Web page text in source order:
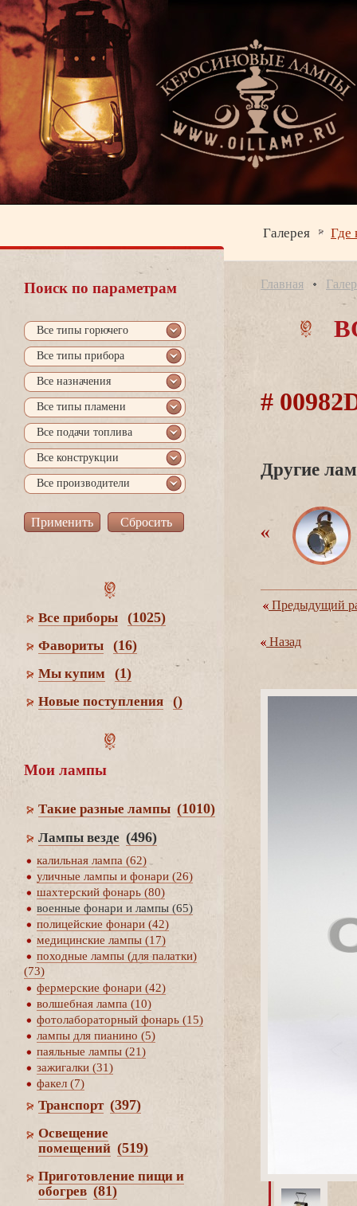
Галерея Где
Поиск по параметрам
се типы горючего
се типы прибора
се назначения
се типы пламени
се подачи топлива
се конструкции
се производители
се приборы (1025)
Фавориты (16)
Мы купим (1)
Новые поступления ()
Мои лампы
Такие разные лампы (1010)
Лампы везде (496)
калильная лампа (62)
уличные лампы и фонари (26)
шахтерский фонарь (80)
оенные фонари и лампы (65)
полицейские фонари (42)
медицинские лампы (17)
походные лампы (для палатки)
(73)
фермерские фонари (42)
олшебная лампа (10)
фотолабораторный фонарь (15)
лампы для пианино (5)
паяльные лампы (21)
зажигалки (31)
факел (7)
Транспорт (397)
Освещение
помещений (519)
Приготовление пищи и
обогре (81)
Главная
#
Другие
Предыдущий
Назад